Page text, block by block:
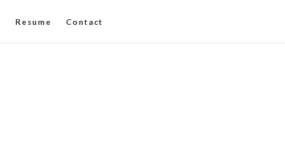
Resume Contact